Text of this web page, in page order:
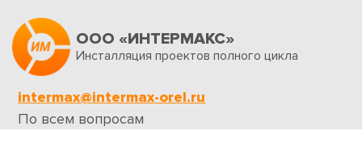
ООО «ИНТЕРМАКС»
Инсталляция проектов полного цикла
intermax@intermax-orel.ru
По всем вопросам